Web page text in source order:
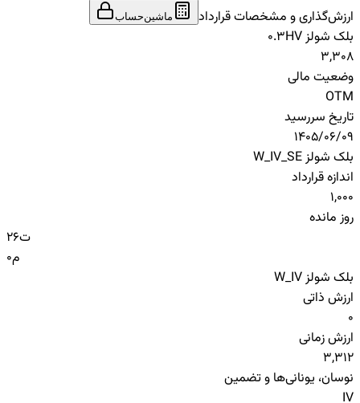
ارزش‌گذاری و مشخصات قرارداد
ماشین‌حساب
بلک شولز HV
0.3
3,308
وضعیت مالی
OTM
تاریخ سررسید
1405/06/09
بلک شولز W_IV_SE
اندازه قرارداد
1,000
روز مانده
26ت
0م
بلک شولز W_IV
ارزش ذاتی
0
ارزش زمانی
3,312
نوسان، یونانی‌ها و تضمین
IV